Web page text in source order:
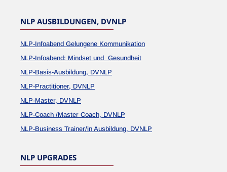
NLP AUSBILDUNGEN, DVNLP
NLP-Infoabend Gelungene Kommunikation
NLP-Infoabend: Mindset und Gesundheit
NLP-Basis-Ausbildung, DVNLP
NLP-Practitioner, DVNLP
NLP-Master, DVNLP
NLP-Coach /Master Coach, DVNLP
NLP-Business Trainer/in Ausbildung, DVNLP
NLP UPGRADES